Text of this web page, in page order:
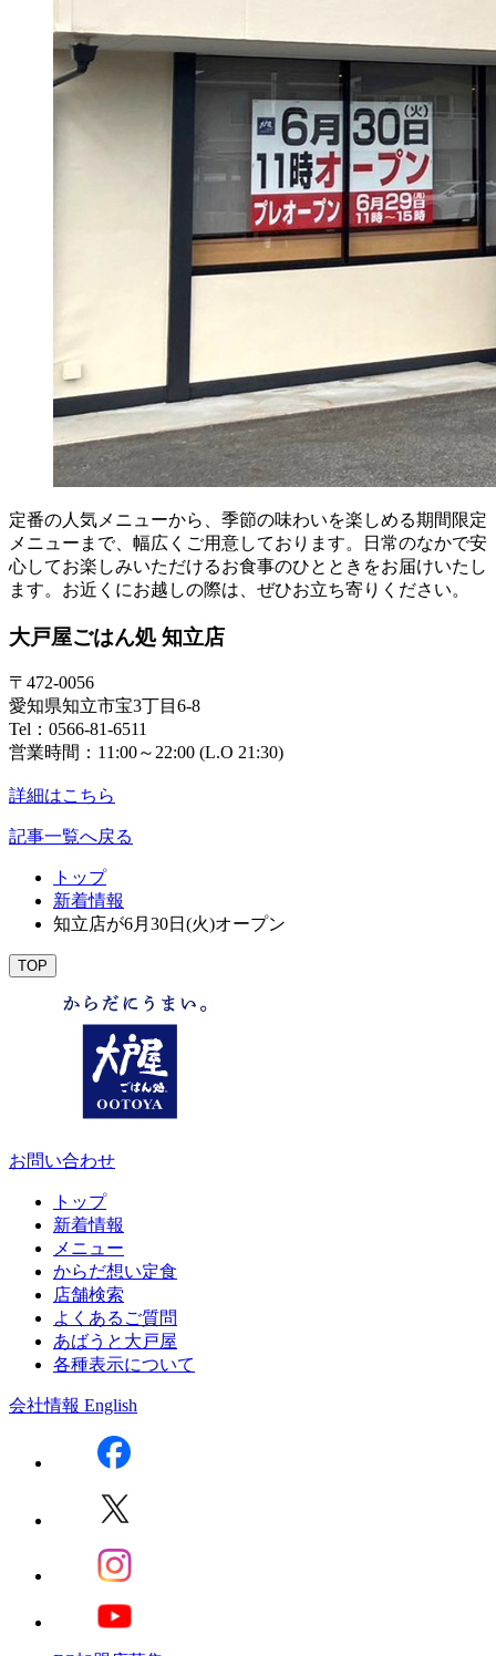
定番の人気メニューから、季節の味わいを楽しめる期間限定
メニューまで、幅広くご用意しております。日常のなかで安
心してお楽しみいただけるお食事のひとときをお届けいたし
ます。お近くにお越しの際は、ぜひお立ち寄りください。
大戸屋ごはん処 知立店
〒472-0056
愛知県知立市宝3丁目6-8
Tel：0566-81-6511
営業時間：11:00～22:00 (L.O 21:30)
詳細はこちら
記事一覧へ戻る
トップ
新着情報
知立店が6月30日(火)オープン
TOP
お問い合わせ
トップ
新着情報
メニュー
からだ想い定食
店舗検索
よくあるご質問
あばうと大戸屋
各種表示について
会社情報 English